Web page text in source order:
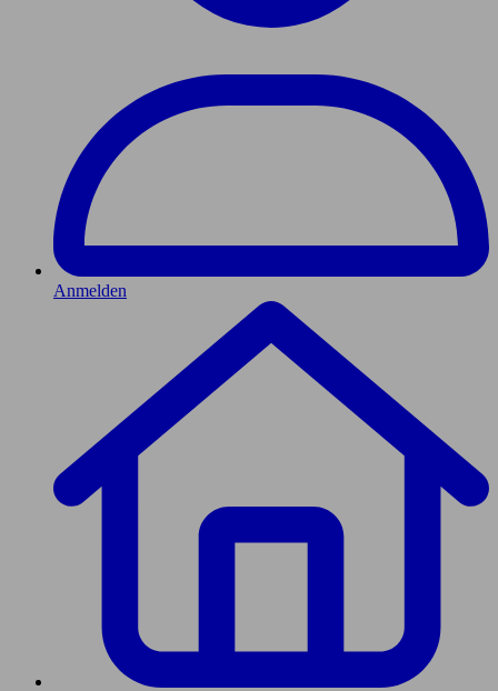
Anmelden